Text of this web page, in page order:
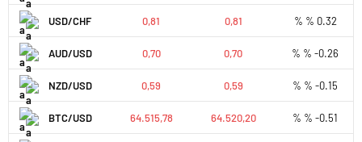
USD/CHF 0,81 0,81 % % 0.32
AUD/USD 0,70 0,70 % % -0.26
NZD/USD 0,59 0,59 % % -0.15
BTC/USD 64.515,78 64.520,20 % % -0.51